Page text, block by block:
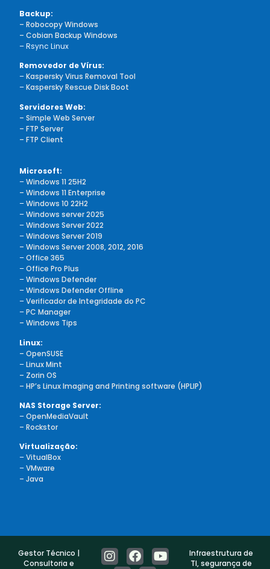
Backup:
– Robocopy Windows
– Cobian Backup Windows
– Rsync Linux
Removedor de Vírus:
–Kaspersky Virus Removal Tool
–Kaspersky Rescue Disk Boot
Servidores Web:
– Simple Web Server
– FTP Server
– FTP Client
Microsoft:
–Windows 11 25H2
– Windows 11 Enterprise
–Windows 10 22H2
–Windows server 2025
–Windows Server 2022
–Windows Server 2019
– Windows Server 2008, 2012, 2016
–Office 365
–Office Pro Plus
–Windows Defender
–Windows Defender Offline
–Verificador de Integridade do PC
–PC Manager
– Windows Tips
Linux:
– OpenSUSE
–Linux Mint
– Zorin OS
– HP’s Linux Imaging and Printing software (HPLIP)
NAS Storage Server:
–OpenMediaVault
– Rockstor
Virtualização:
–VitualBox
–VMware
– Java
Gestor Técnico |
Consultoria e
Infraestrutura de
TI, segurança de